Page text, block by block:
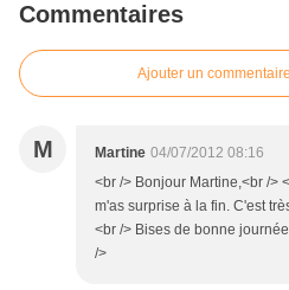
Commentaires
Ajouter un commentaire
M Martine 04/07/2012 08:16
<br /> Bonjour Martine,<br />
m'as surprise à la fin. C'est
<br /> Bises de bonne
/>